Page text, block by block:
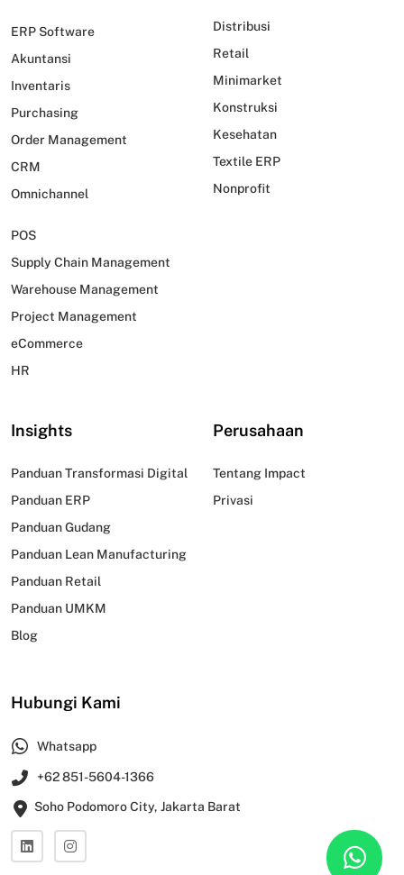
ERP Software
Akuntansi
Inventaris
Purchasing
Order Management
CRM
Omnichannel
POS
Supply Chain Management
Warehouse Management
Project Management
eCommerce
HR
Distribusi
Retail
Minimarket
Konstruksi
Kesehatan
Textile ERP
Nonprofit
Insights
Panduan Transformasi Digital
Panduan ERP
Panduan Gudang
Panduan Lean Manufacturing
Panduan Retail
Panduan UMKM
Blog
Perusahaan
Tentang Impact
Privasi
Hubungi Kami
Whatsapp
+62 851-5604-1366
Soho Podomoro City, Jakarta Barat